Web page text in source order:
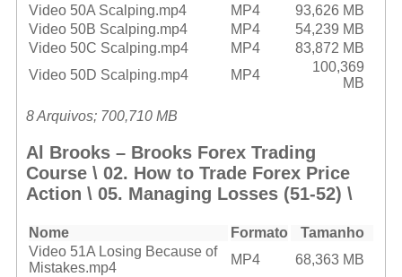
Video 50A Scalping.mp4
MP4
93,626 MB
Video 50B Scalping.mp4
MP4
54,239 MB
Video 50C Scalping.mp4
MP4
83,872 MB
Video 50D Scalping.mp4
MP4
100,369
MB
8 Arquivos; 700,710 MB
Al Brooks – Brooks Forex Trading
Course \ 02. How to Trade Forex Price
Action \ 05. Managing Losses (51-52) \
Nome Formato
Tamanho
Video 51A Losing Because of
Mistakes.mp4
MP4
68,363 MB